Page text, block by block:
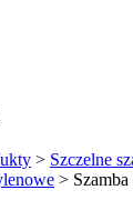
> Szczelne
>